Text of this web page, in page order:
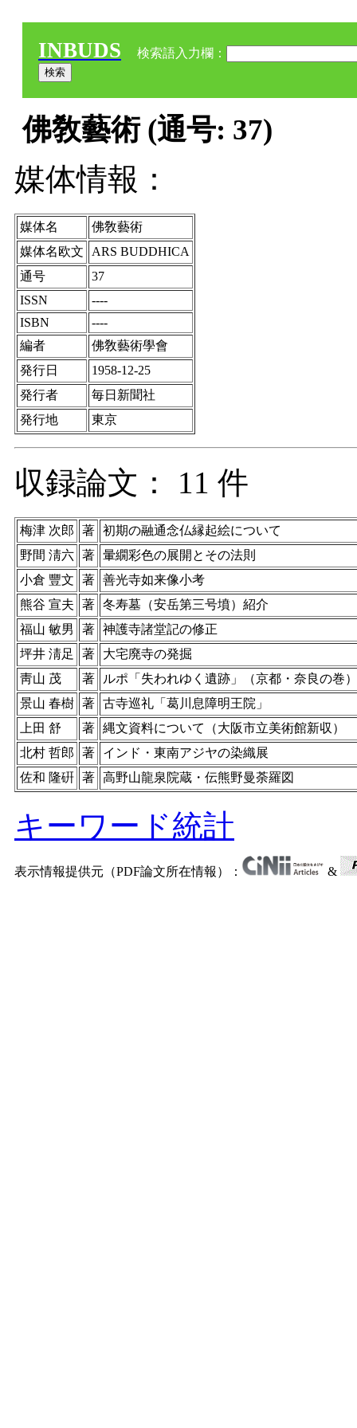
INBUDS 検索語入力欄：
佛敎藝術 (通号: 37)
媒体情報：
媒体名
佛敎藝術
媒体名欧文
ARS BUDDHICA
通号
37
ISSN
----
ISBN
----
編者
佛敎藝術學會
発行日
1958-12-25
発行者
毎日新聞社
発行地
東京
収録論文： 11 件
梅津 次郎 著 初期の融通念仏縁起絵について
野間 淸六 著 暈繝彩色の展開とその法則
小倉 豐文
著 善光寺如来像小考
熊谷 宣夫
著 冬寿墓（安岳第三号墳）紹介
福山 敏男
著 神護寺諸堂記の修正
坪井 淸足
著
大宅廃寺の発掘
靑山 茂
著
ルポ「失われゆく遺跡」（京都・奈良の巻）
景山 春樹 著 古寺巡礼「葛川息障明王院」
上田 舒
著 縄文資料について（大阪市立美術館新収）
北村 哲郎
著
インド・東南アジヤの染織展
佐和 隆硏 著 高野山龍泉院蔵・伝熊野曼荼羅図
キーワード統計
表示情報提供元（PDF論文所在情報）： &